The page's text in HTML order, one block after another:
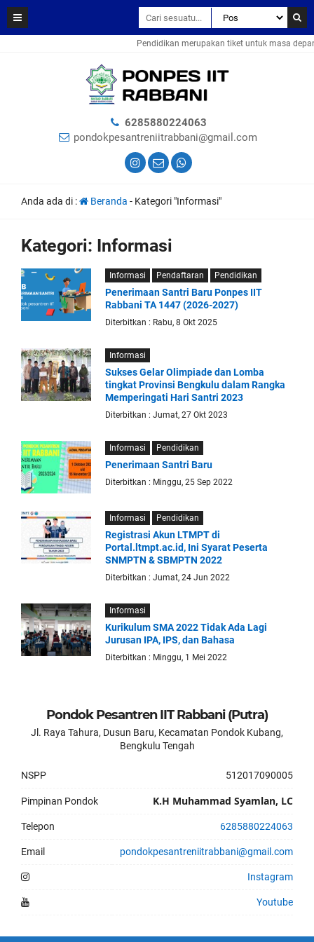
Pendidikan merupakan tiket untuk masa
6285880224063
pondokpesantreniitrabbani@gmail.com
Anda ada di : Beranda - Kategori "Informasi"
Kategori: Informasi
Informasi Pendaftaran Pendidikan
Penerimaan Santri Baru Ponpes IIT
Rabbani TA 1447 (2026-2027)
Diterbitkan : Rabu, 8 Okt 2025
Informasi
Sukses Gelar Olimpiade dan Lomba
tingkat Provinsi Bengkulu dalam Rangka
Memperingati Hari Santri 2023
Diterbitkan : Jumat, 27 Okt 2023
Informasi Pendidikan
Penerimaan Santri Baru
Diterbitkan : Minggu, 25 Sep 2022
Informasi Pendidikan
Registrasi Akun LTMPT di
Portal.ltmpt.ac.id, Ini Syarat Peserta
SNMPTN & SBMPTN 2022
Diterbitkan : Jumat, 24 Jun 2022
Informasi
Kurikulum SMA 2022 Tidak Ada Lagi
Jurusan IPA, IPS, dan Bahasa
Diterbitkan : Minggu, 1 Mei 2022
Pondok Pesantren IIT Rabbani (Putra)
Jl. Raya Tahura, Dusun Baru, Kecamatan Pondok Kubang,
Bengkulu Tengah
NSPP 512017090005
Pimpinan Pondok K.H Muhammad Syamlan, LC
Telepon 6285880224063
Email pondokpesantreniitrabbani@gmail.com
Instagram
Youtube